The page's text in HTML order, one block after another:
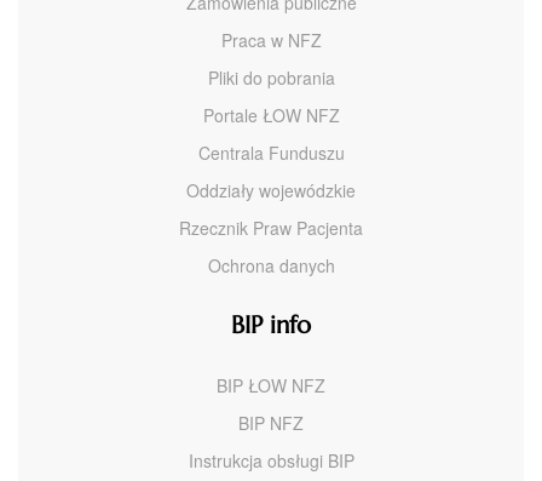
Praca w NFZ
Pliki do pobrania
Portale ŁOW NFZ
Centrala Funduszu
Oddziały wojewódzkie
Rzecznik Praw Pacjenta
Ochrona danych
BIP info
BIP ŁOW NFZ
BIP NFZ
Instrukcja obsługi BIP